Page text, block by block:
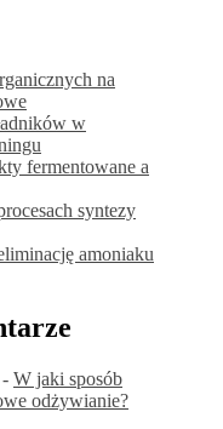
na
w
fermentowane a
syntezy
amoniaku
- W jaki sposób
odżywianie?